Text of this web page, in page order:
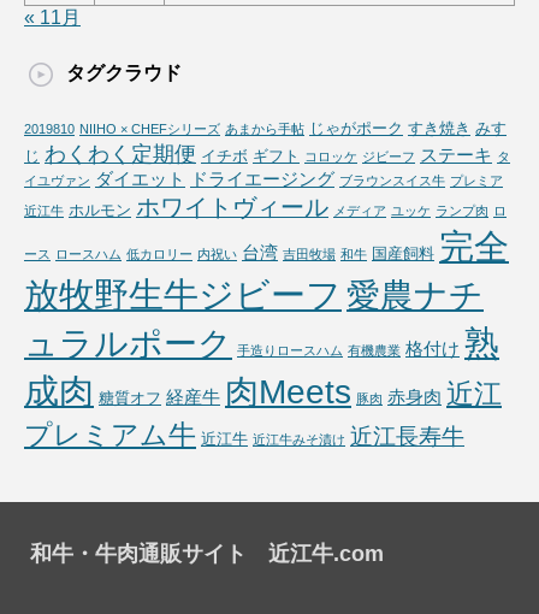
« 11月
タグクラウド
2019810 NIIHO × CHEFシリーズ あまから手帖 じゃがポーク すき焼き みす
じ わくわく定期便 イチボ ギフト コロッケ ジビーフ ステーキ タ
イユヴァン ダイエット ドライエージング ブラウンスイス牛 プレミア
近江牛 ホルモン ホワイトヴィール メディア ユッケ ランプ肉 ロ
ース ロースハム 低カロリー 内祝い 台湾 吉田牧場 和牛 国産飼料 完全
放牧野生牛ジビーフ 愛農ナチ
ュラルポーク
手造りロースハム 有機農業 格付け 熟
成肉 糖質オフ 経産牛 肉Meets 豚肉 赤身肉 近江
プレミアム牛 近江牛 近江牛みそ漬け 近江長寿牛
和牛・牛肉通販サイト 近江牛.com